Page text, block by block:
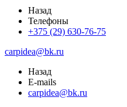
Назад
Телефоны
+375 (29) 630-76-75
carpidea@bk.ru
Назад
E-mails
carpidea@bk.ru